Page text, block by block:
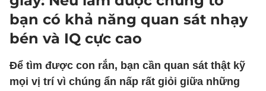
bạn có khả năng quan sát nhạy
bén và IQ cực cao
Để tìm được con rắn, bạn cần quan sát thật kỹ
mọi vị trí vì chúng ẩn nấp rất giỏi giữa những